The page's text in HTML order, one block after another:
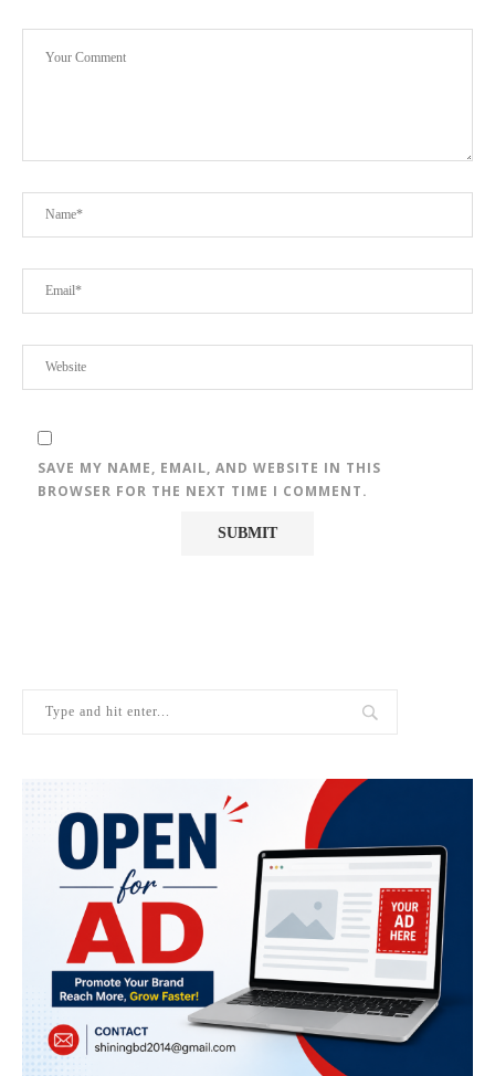
SAVE MY NAME, EMAIL, AND WEBSITE IN THIS
BROWSER FOR THE NEXT TIME I COMMENT.